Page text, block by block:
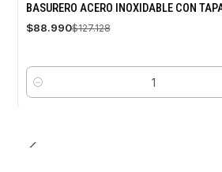
-30%
OFF
BASURERO ACERO INOXIDABLE CON
$88.990$127.128
Cantidad